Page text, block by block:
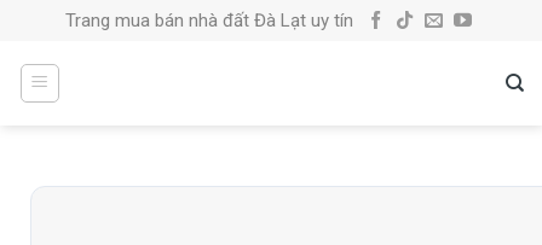
content
Trang mua bán nhà đất Đà Lạt uy tín